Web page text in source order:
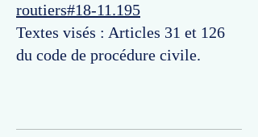
routiers#18-11.195
Textes visés : Articles 31 et 126
du code de procédure civile.